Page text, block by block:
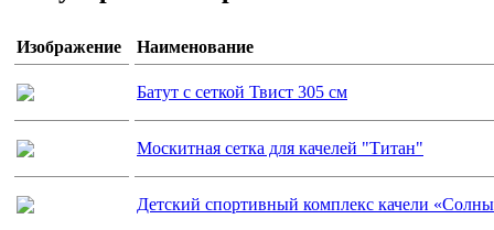
Изображение Наименование
Батут с сеткой Твист 305 см
Москитная сетка для качелей "Титан"
Детский спортивный комплекс качели